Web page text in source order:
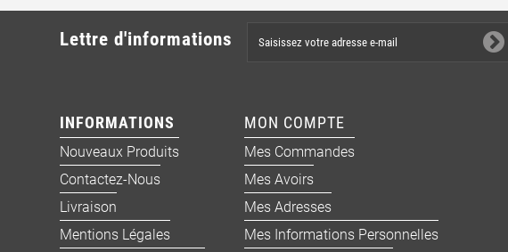
Lettre d'informations
INFORMATIONS
Nouveaux Produits
Contactez-Nous
Livraison
Mentions Légales
MON COMPTE
Mes Commandes
Mes Avoirs
Mes Adresses
Mes Informations Personnelles